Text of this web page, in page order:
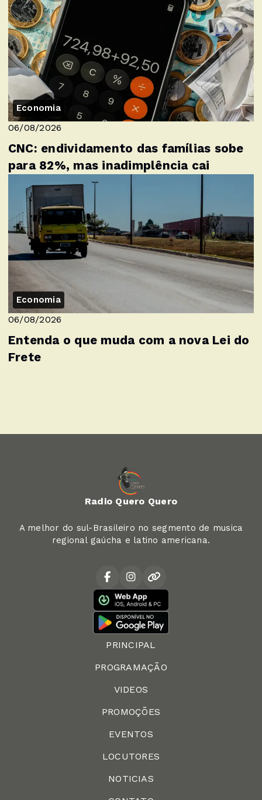
Economia
06/08/2026
CNC: endividamento das famílias sobe
para 82%, mas inadimplência cai
Economia
06/08/2026
Entenda o que muda com a nova Lei do
Frete
Radio Quero Quero
A melhor do sul-Brasileiro no segmento de musica
regional gaúcha e latino americana.
PRINCIPAL
PROGRAMAÇÃO
VIDEOS
PROMOÇÕES
EVENTOS
LOCUTORES
NOTICIAS